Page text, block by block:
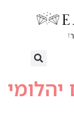
יהלומי